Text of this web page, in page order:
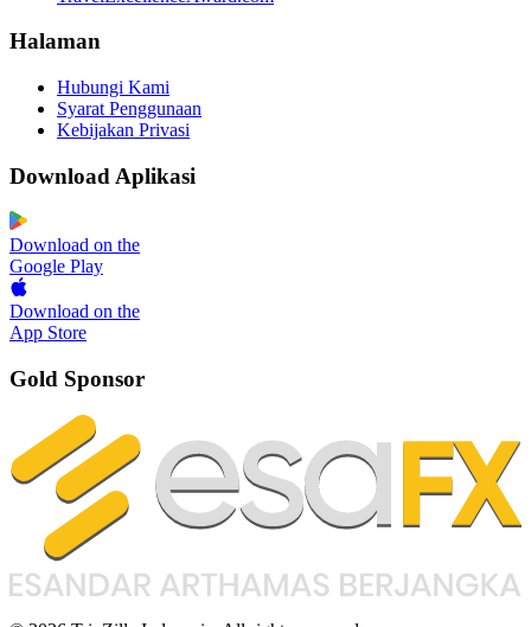
Halaman
Hubungi Kami
Syarat Penggunaan
Kebijakan Privasi
Download Aplikasi
Download on the
Google Play
Download on the
App Store
Gold Sponsor